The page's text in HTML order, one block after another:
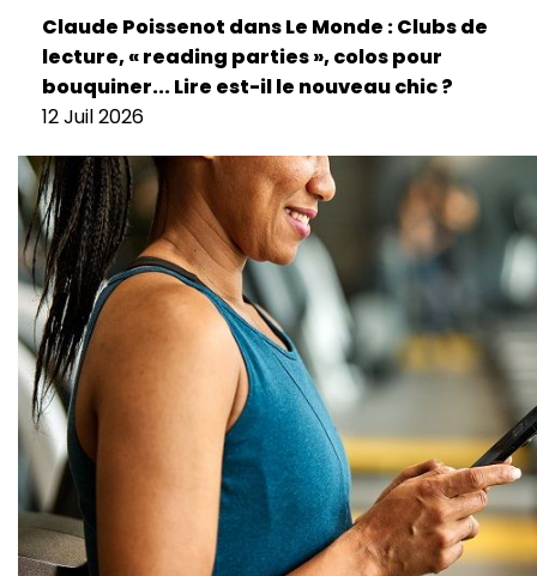
Claude Poissenot dans Le Monde : Clubs de
lecture, « reading parties », colos pour
bouquiner... Lire est-il le nouveau chic ?
12 Juil 2026